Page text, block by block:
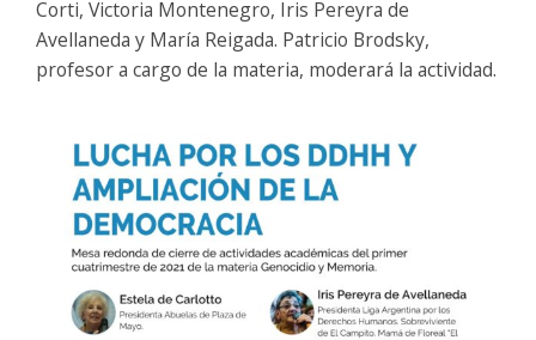
Corti, Victoria Montenegro, Iris Pereyra de
Avellaneda y María Reigada. Patricio Brodsky,
profesor a cargo de la materia, moderará la actividad.